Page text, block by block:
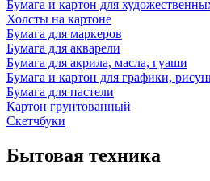
Бумага и картон для
Холсты на картоне
Бумага для маркеров
Бумага для акварели
Бумага для акрила, масла, гуаши
Бумага и картон для графики,
Бумага для пастели
Картон грунтованный
Скетчбуки
Бытовая техника